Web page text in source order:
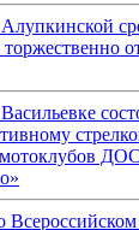
мотоклубов